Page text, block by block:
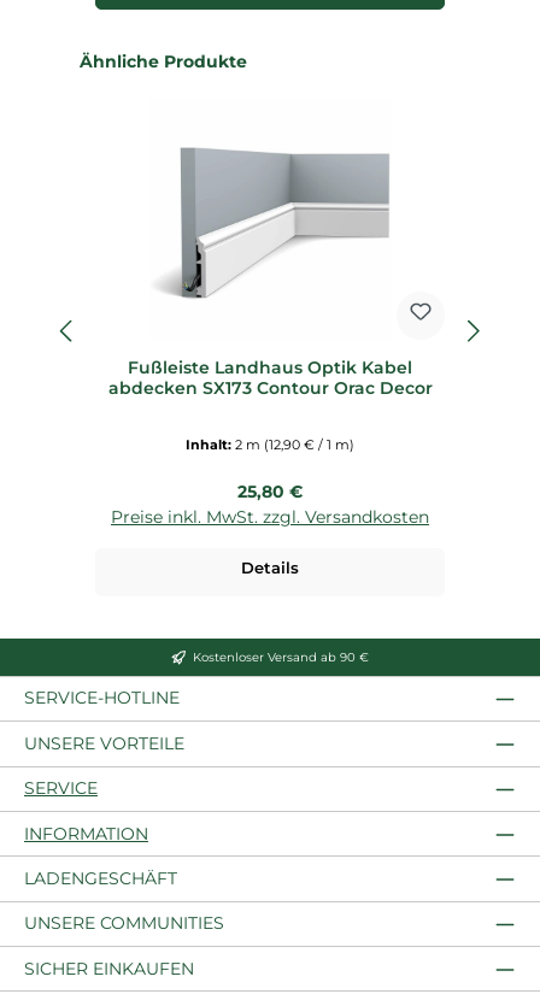
Produktgalerie überspringen
Ähnliche Produkte
Fußleiste Landhaus Optik Kabel
abdecken SX173 Contour Orac Decor
Inhalt: 2 m (12,90 € / 1 m)
Regulärer Preis:
25,80 €
Preise inkl. MwSt. zzgl. Versandkosten
Details
Kostenloser Versand ab 90 €
SERVICE-HOTLINE
UNSERE VORTEILE
SERVICE
INFORMATION
LADENGESCHÄFT
UNSERE COMMUNITIES
SICHER EINKAUFEN